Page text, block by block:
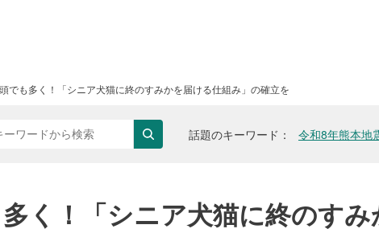
でも多く！「シニア犬猫に終のすみかを届ける仕組み」の確立を
検索 話題のキーワード 令和8年熊本地
く！「シニア犬猫に終のす